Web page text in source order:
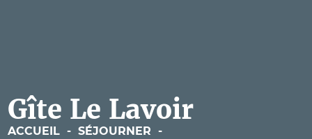
Gîte Le Lavoir
ACCUEIL - SÉJOURNER -